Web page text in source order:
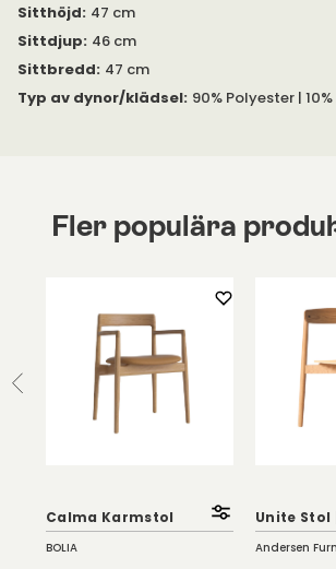
Sitthöjd: 47 cm
Sittdjup: 46 cm
Sittbredd: 47 cm
Typ av dynor/klädsel: 90% Polyester |
Fler populära
Calma Karmstol
BOLIA
Unite Stol
Andersen